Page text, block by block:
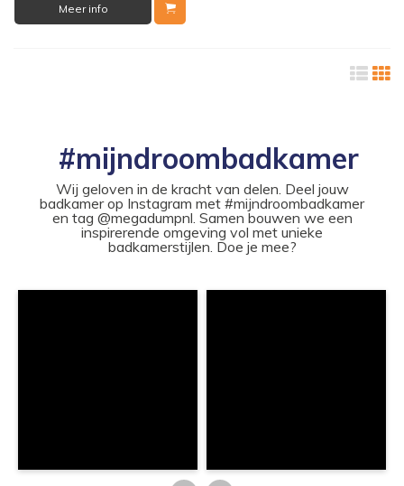
Meer info
#mijndroombadkamer
Wij geloven in de kracht van delen. Deel jouw
badkamer op Instagram met #mijndroombadkamer
en tag @megadumpnl. Samen bouwen we een
inspirerende omgeving vol met unieke
badkamerstijlen. Doe je mee?